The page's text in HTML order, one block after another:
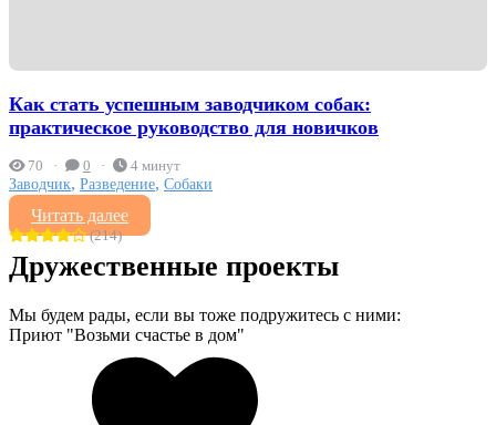
Как стать успешным заводчиком собак:
практическое руководство для новичков
70 0 4 минут
Заводчик, Разведение, Собаки
Читать далее
(214)
Дружественные проекты
Мы будем рады, если вы тоже подружитесь с ними:
Приют "Возьми счастье в дом"